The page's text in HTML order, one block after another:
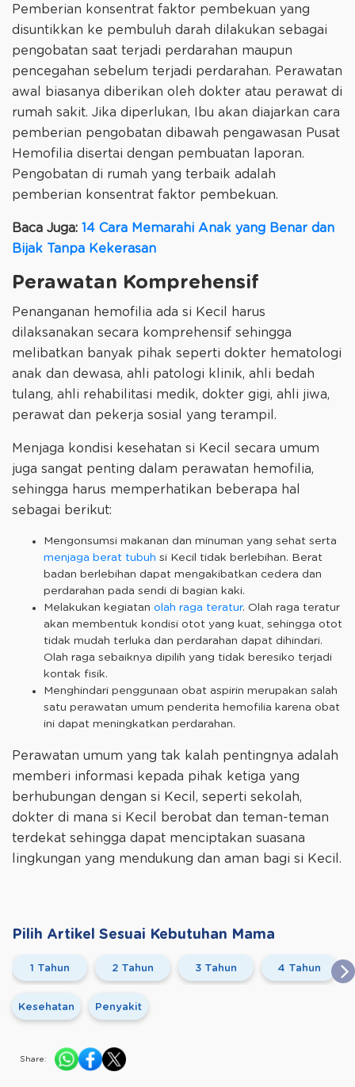
Pemberian konsentrat faktor pembekuan yang
disuntikkan ke pembuluh darah dilakukan sebagai
pengobatan saat terjadi perdarahan maupun
pencegahan sebelum terjadi perdarahan. Perawatan
awal biasanya diberikan oleh dokter atau perawat di
rumah sakit. Jika diperlukan, Ibu akan diajarkan cara
pemberian pengobatan dibawah pengawasan Pusat
Hemofilia disertai dengan pembuatan laporan.
Pengobatan di rumah yang terbaik adalah
pemberian konsentrat faktor pembekuan.
Baca Juga: 14 Cara Memarahi Anak yang Benar dan
Bijak Tanpa Kekerasan
Perawatan Komprehensif
Penanganan hemofilia ada si Kecil harus
dilaksanakan secara komprehensif sehingga
melibatkan banyak pihak seperti dokter hematologi
anak dan dewasa, ahli patologi klinik, ahli bedah
tulang, ahli rehabilitasi medik, dokter gigi, ahli jiwa,
perawat dan pekerja sosial yang terampil.
Menjaga kondisi kesehatan si Kecil secara umum
juga sangat penting dalam perawatan hemofilia,
sehingga harus memperhatikan beberapa hal
sebagai berikut:
Mengonsumsi makanan dan minuman yang sehat serta
menjaga berat tubuh si Kecil tidak berlebihan. Berat
badan berlebihan dapat mengakibatkan cedera dan
perdarahan pada sendi di bagian kaki.
Melakukan kegiatan olah raga teratur. Olah raga teratur
akan membentuk kondisi otot yang kuat, sehingga otot
tidak mudah terluka dan perdarahan dapat dihindari.
Olah raga sebaiknya dipilih yang tidak beresiko terjadi
kontak fisik.
Menghindari penggunaan obat aspirin merupakan salah
satu perawatan umum penderita hemofilia karena obat
ini dapat meningkatkan perdarahan.
Perawatan umum yang tak kalah pentingnya adalah
memberi informasi kepada pihak ketiga yang
berhubungan dengan si Kecil, seperti sekolah,
dokter di mana si Kecil berobat dan teman-teman
terdekat sehingga dapat menciptakan suasana
lingkungan yang mendukung dan aman bagi si Kecil.
Pilih Artikel Sesuai Kebutuhan Mama
1 Tahun 2 Tahun 3 Tahun 4 Tahun
Kesehatan Penyakit
Share: